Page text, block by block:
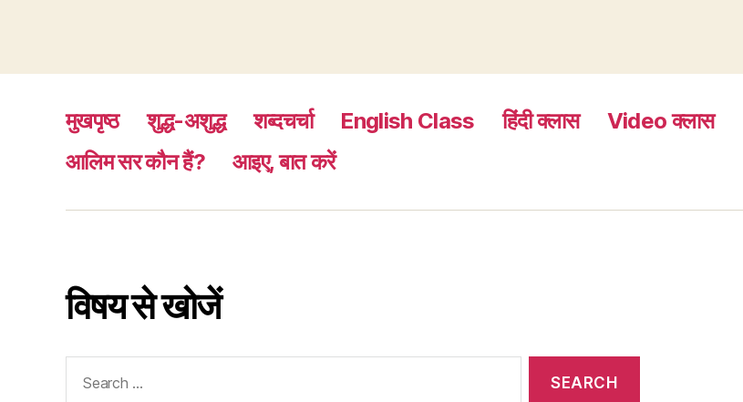
मुखपृष्ठ शुद्ध-अशुद्ध शब्दचर्चा English Class हिंदी क्लास Video क्लास
आलिम सर कौन हैं?
आइए, बात करें
विषय से खोजें
for: